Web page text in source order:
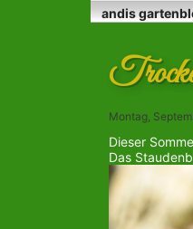
andis
Montag,
Dieser
Das